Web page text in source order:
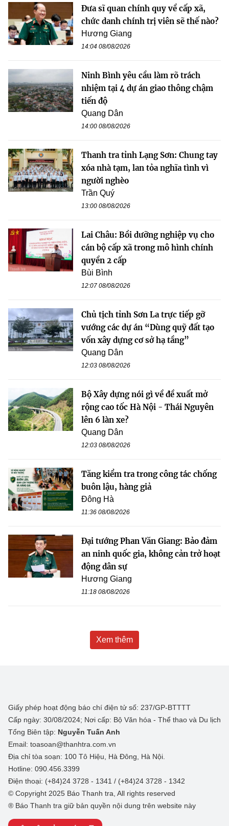
Đưa sĩ quan chính quy về cấp xã,
chức danh chính trị viên sẽ thế nào?
Hương Giang
14:04 08/08/2026
Ninh Bình yêu cầu làm rõ trách
nhiệm tại 4 dự án giao thông chậm
tiến độ
Quang Dân
14:00 08/08/2026
Thanh tra tỉnh Lạng Sơn: Chung tay
xóa nhà tạm, lan tỏa nghĩa tình vì
người nghèo
Trần Quý
13:00 08/08/2026
Lai Châu: Bồi dưỡng nghiệp vụ cho
cán bộ cấp xã trong mô hình chính
quyền 2 cấp
Bùi Bình
12:07 08/08/2026
Chủ tịch tỉnh Sơn La trực tiếp gỡ
vướng các dự án “Dùng quỹ đất tạo
vốn xây dựng cơ sở hạ tầng”
Quang Dân
12:03 08/08/2026
Bộ Xây dựng nói gì về đề xuất mở
rộng cao tốc Hà Nội - Thái Nguyên
lên 6 làn xe?
Quang Dân
12:03 08/08/2026
Tăng kiểm tra trong công tác chống
buôn lậu, hàng giả
Đông Hà
11:36 08/08/2026
Đại tướng Phan Văn Giang: Bảo đảm
an ninh quốc gia, không cản trở hoạt
động dân sự
Hương Giang
11:18 08/08/2026
Xem thêm
Giấy phép hoạt động báo chí điện tử số: 237/GP-BTTTT
Cấp ngày: 30/08/2024; Nơi cấp: Bộ Văn hóa - Thể thao và Du lịch
Tổng Biên tập: Nguyễn Tuấn Anh
Email: toasoan@thanhtra.com.vn
Địa chỉ tòa soạn: 100 Tô Hiệu, Hà Đông, Hà Nội.
Hotline: 090.456.3399
Điện thoại: (+84)24 3728 - 1341 / (+84)24 3728 - 1342
© Copyright 2025 Báo Thanh tra, All rights reserved
® Báo Thanh tra giữ bản quyền nội dung trên website này